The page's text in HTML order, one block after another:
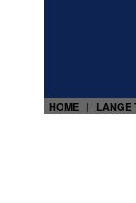
HOME | LANGE